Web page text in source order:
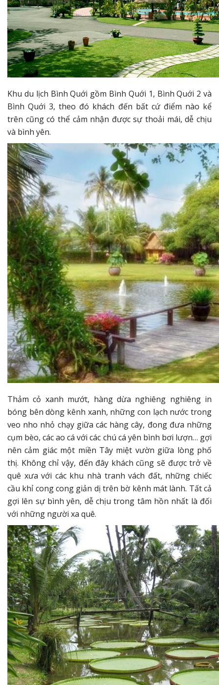
Khu du lịch Bình Quới gồm Bình Quới 1, Bình Quới 2 và
Bình Quới 3, theo đó khách đến bất cứ điểm nào kể
trên cũng có thể cảm nhận được sự thoải mái, dễ chịu
và bình yên.
Thảm cỏ xanh mướt, hàng dừa nghiêng nghiêng in
bóng bên dòng kênh xanh, những con lạch nước trong
veo nho nhỏ chạy giữa các hàng cây, đong đưa những
cụm bèo, các ao cá với các chú cá yên bình bơi lượn… gợi
nên cảm giác một miền Tây miệt vườn giữa lòng phố
thị. Không chỉ vậy, đến đây khách cũng sẽ được trở về
quê xưa với các khu nhà tranh vách đất, những chiếc
cầu khỉ cong cong giản dị trên bờ kênh mát lành. Tất cả
gợi lên sự bình yên, dễ chịu trong tâm hồn nhất là đối
với những người xa quê.